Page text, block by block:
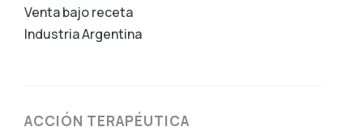
Venta bajo receta
Industria Argentina
ACCIÓN TERAPÉUTICA